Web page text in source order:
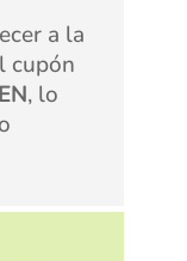
a la
cupón
, lo